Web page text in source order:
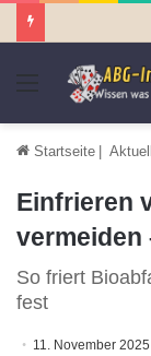
Menü
Startseite |
Einfrieren
vermeiden
So friert
fest
11. November 2025